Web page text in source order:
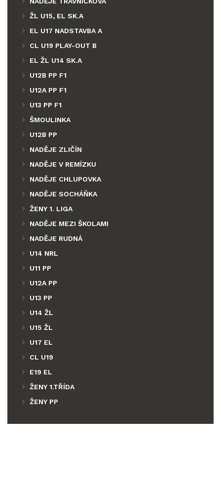
ŽL U15, EL SK.A
EL U17 NADSTAVBA A
CL U19 PLAY-OUT B
EL ŽL U14 SK.A
U12B PP F1
U12A PP F1
U13 PP F1
ŠMOULINKA
U12B PP
NADĚJE ZLIČÍN
NADĚJE V REMÍZKU
NADĚJE CHLUPOVKA
NADĚJE SOCHÁŇKA
ŽENY 1. LIGA
NADĚJE MEZI ŠKOLAMI
NADĚJE RUDNÁ
U14 NRL
U11 PP
U12A PP
U13 PP
U14 ŽL
U15 ŽL
U17 EL
CL U19
E19 EL
ŽENY 1.TŘÍDA
ŽENY PP